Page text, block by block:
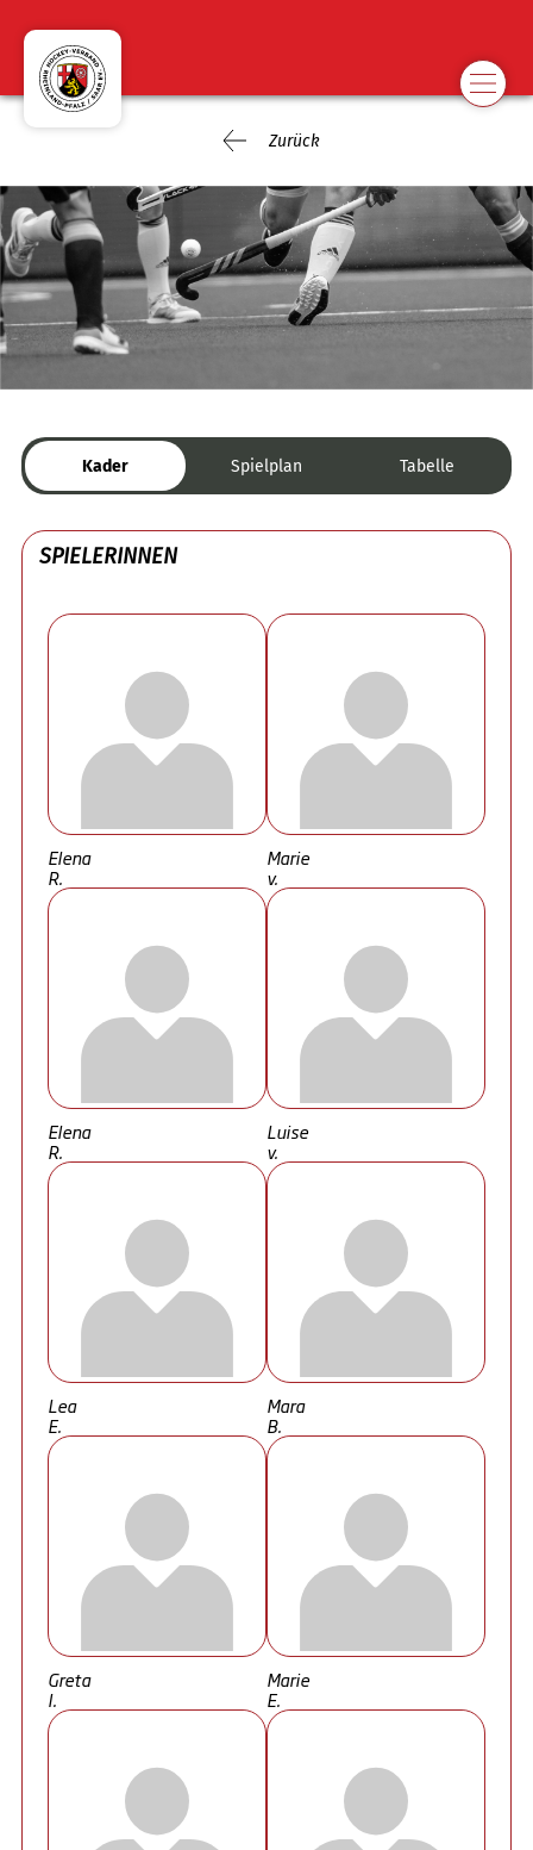
Zurück
Kader Spielplan Tabelle
SPIELERINNEN
Elena
R.
Marie
v.
Elena
R.
Luise
v.
Lea
E.
Mara
B.
Greta
I.
Marie
E.